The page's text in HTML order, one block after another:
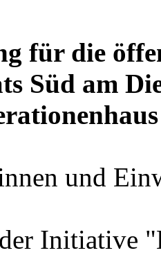
für die
Süd am
und
Initiative